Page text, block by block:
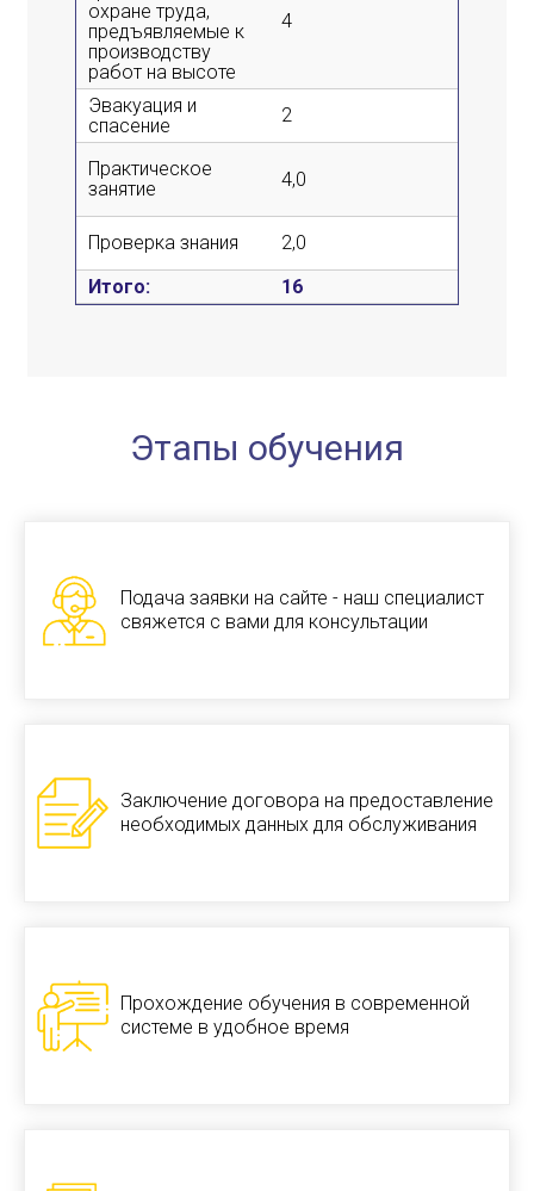
охране труда,
предъявляемые к
производству
работ на высоте
4
Эвакуация и
спасение
2
Практическое
занятие
4,0
Проверка знания 2,0
Итого:
16
Этапы обучения
Подача заявки на сайте - наш специалист
свяжется с вами для консультации
Заключение договора на предоставление
необходимых данных для обслуживания
Прохождение обучения в современной
системе в удобное время